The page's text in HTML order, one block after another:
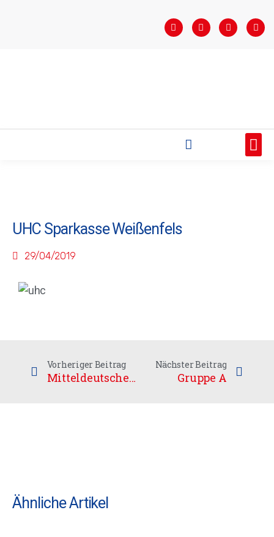
UHC Sparkasse Weißenfels
29/04/2019
Vorheriger Beitrag
Mitteldeutscher Floorball Club – MFBC
Nächster Beitrag
Gruppe A
Ähnliche Artikel